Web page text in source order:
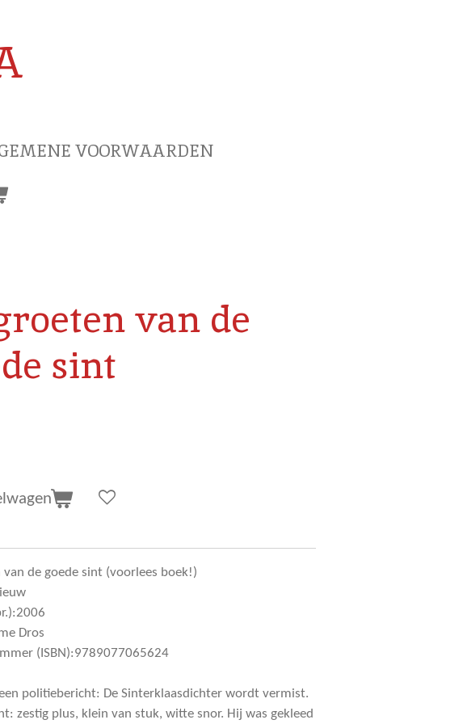
VOORWAARDEN
van de
sint
van de goede sint (voorlees boek!)
Dros
(ISBN):9789077065624
politiebericht: De Sinterklaasdichter wordt vermist.
zestig plus, klein van stuk, witte snor. Hij was gekleed